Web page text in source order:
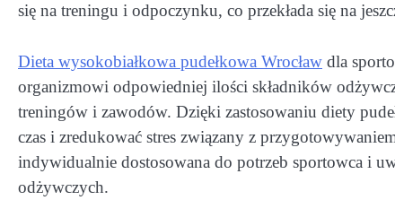
się na treningu i odpoczynku, co przekłada się na
Dieta wysokobiałkowa pudełkowa Wrocław dla
organizmowi odpowiedniej ilości składników
treningów i zawodów. Dzięki zastosowaniu diety
czas i zredukować stres związany z
indywidualnie dostosowana do potrzeb sportowca i
odżywczych.